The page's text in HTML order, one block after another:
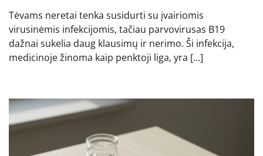
Tėvams neretai tenka susidurti su įvairiomis
virusinėmis infekcijomis, tačiau parvovirusas B19
dažnai sukelia daug klausimų ir nerimo. Ši infekcija,
medicinoje žinoma kaip penktoji liga, yra […]